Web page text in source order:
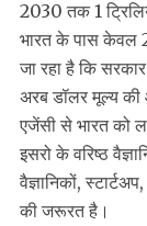
2030 तक 1
भारत के पास केवल
जा रहा है कि
अरब डॉलर मूल्य की
एजेंसी से भारत को
इसरो के वरिष्ठ
वैज्ञानिकों,
की जरूरत है।